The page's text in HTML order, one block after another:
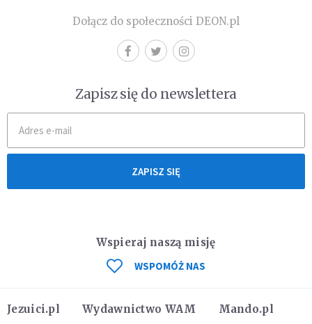
Dołącz do społeczności DEON.pl
Zapisz się do newslettera
ZAPISZ SIĘ
Jezuici.pl Wydawnictwo WAM
Mando.pl
Wspieraj naszą misję
WSPOMÓŻ NAS